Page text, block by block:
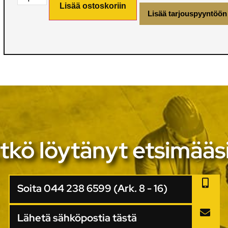
Lisää ostoskoriin
Lisää tarjouspyyntöön
löytänyt
Soita 044 238 6599 (Ark. 8 - 16)
Lähetä sähköpostia tästä